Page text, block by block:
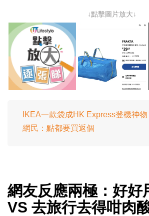
↓點擊圖片放大↓
IKEA一款袋成HK Express登機神物
網民：點都要買返個
網友反應兩極：好好
VS 去旅行去得咁肉